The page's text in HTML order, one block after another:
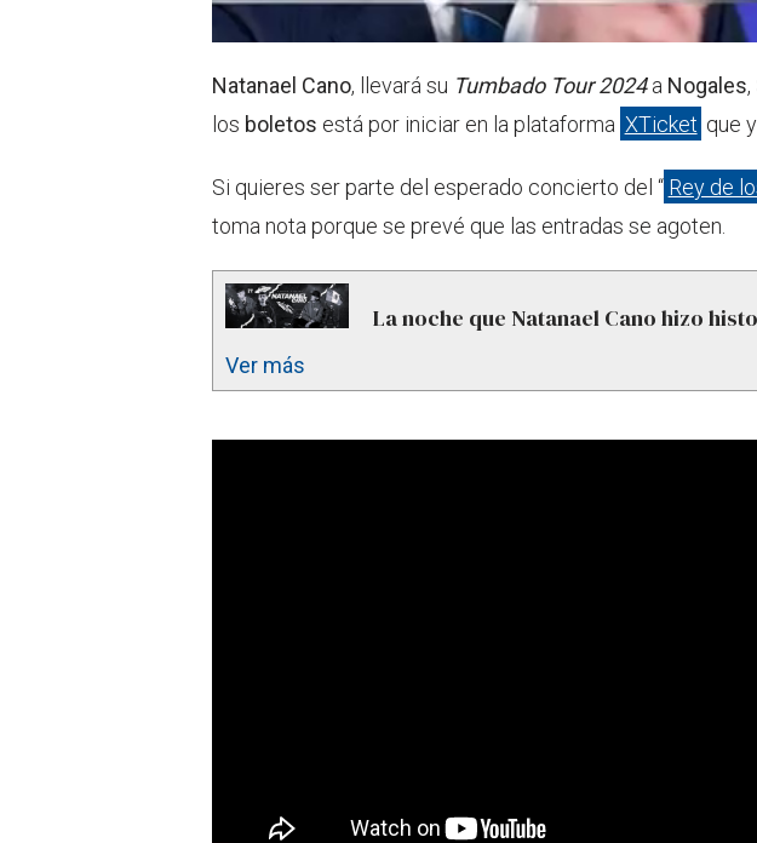
Natanael Cano, llevará su Tumbado Tour 2024 a Nogales,
los boletos está por iniciar en la plataforma XTicket que
Si quieres ser parte del esperado concierto del “ Rey de
toma nota porque se prevé que las entradas se agoten.
La noche que Natanael Cano hizo
Ver más